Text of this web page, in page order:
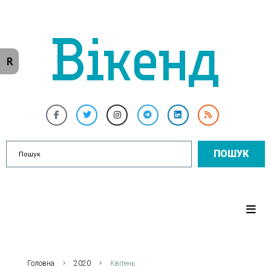
ПОШУК
Головна 2020 Квітень
R